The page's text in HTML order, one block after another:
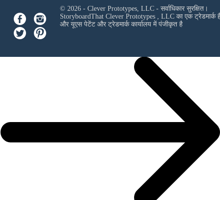
© 2026 - Clever Prototypes, LLC - सर्वाधिकार सुरक्षित।
StoryboardThat Clever Prototypes , LLCका एक ट्रेडमार्क
और यूएस पेटेंट और ट्रेडमार्क कार्यालय में पंजीकृत है